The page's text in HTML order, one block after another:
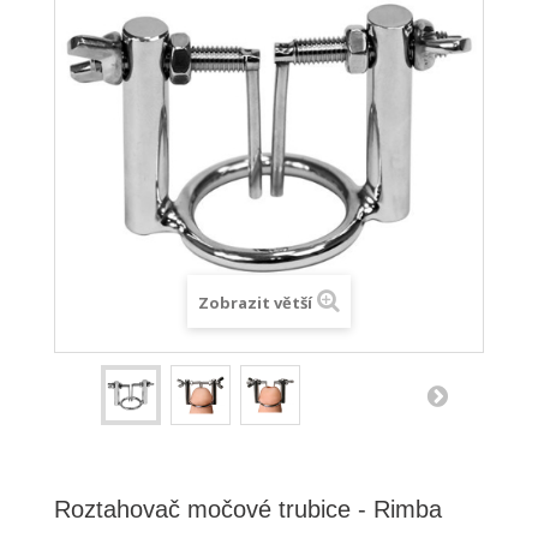
Zobrazit větší
Roztahovač močové trubice - Rimba